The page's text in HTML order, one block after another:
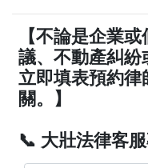
【不論是企業
議、不動產糾紛
立即填表預約
關。】
📞 大壯法律客